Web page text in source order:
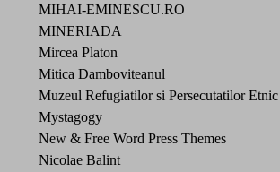
MIHAI-EMINESCU.RO
MINERIADA
Mircea Platon
Mitica Damboviteanul
Muzeul Refugiatilor si Persecutatilor
Mystagogy
New & Free Word Press Themes
Nicolae Balint